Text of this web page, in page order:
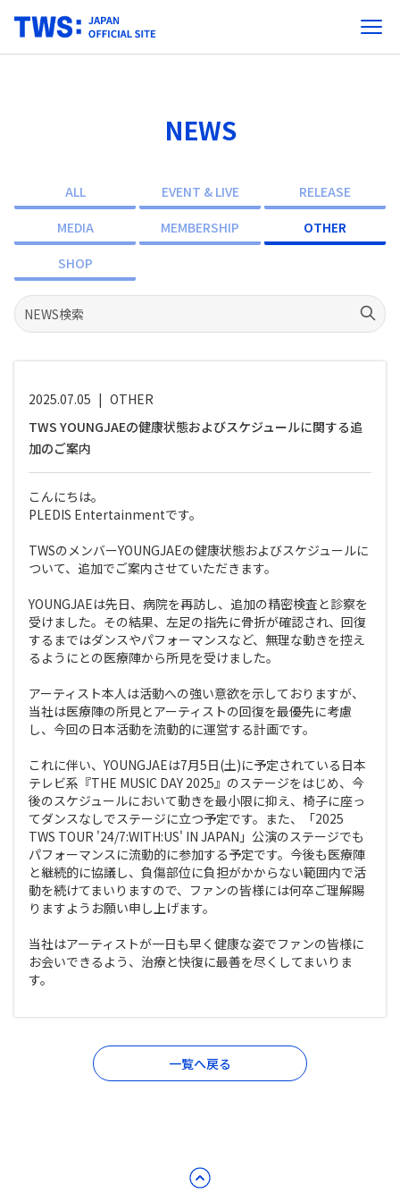
NEWS
ALL EVENT & LIVE
RELEASE
MEDIA
MEMBERSHIP
OTHER
SHOP
2025.07.05 | OTHER
TWS YOUNGJAEの健康状態およびスケジュールに関する追
加のご案内
こんにちは。
PLEDIS Entertainmentです。
TWSのメンバーYOUNGJAEの健康状態およびスケジュールに
ついて、追加でご案内させていただきます。
YOUNGJAEは先日、病院を再訪し、追加の精密検査と診察を
受けました。その結果、左足の指先に骨折が確認され、回復
するまではダンスやパフォーマンスなど、無理な動きを控え
るようにとの医療陣から所見を受けました。
アーティスト本人は活動への強い意欲を示しておりますが、
当社は医療陣の所見とアーティストの回復を最優先に考慮
し、今回の日本活動を流動的に運営する計画です。
これに伴い、YOUNGJAEは7月5日(土)に予定されている日本
テレビ系『THE MUSIC DAY 2025』のステージをはじめ、今
後のスケジュールにおいて動きを最小限に抑え、椅子に座っ
てダンスなしでステージに立つ予定です。また、「2025
TWS TOUR '24/7:WITH:US' IN JAPAN」公演のステージでも
パフォーマンスに流動的に参加する予定です。今後も医療陣
と継続的に協議し、負傷部位に負担がかからない範囲内で活
動を続けてまいりますので、ファンの皆様には何卒ご理解賜
りますようお願い申し上げます。
当社はアーティストが一日も早く健康な姿でファンの皆様に
お会いできるよう、治療と快復に最善を尽くしてまいりま
す。
一覧へ戻る